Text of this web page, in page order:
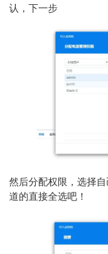
认，下一步
然后分配权限，选择
道的直接全选吧！